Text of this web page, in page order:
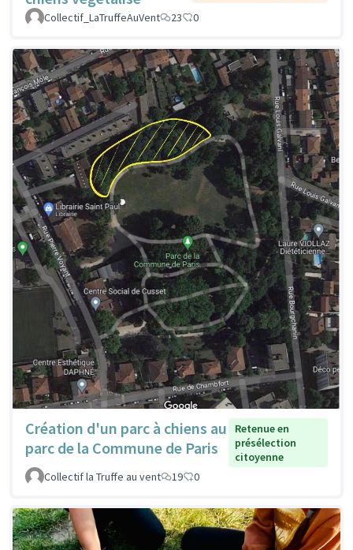
Collectif_LaTruffeAuVent
23 0
Création d'un parc à chiens au
parc de la Commune de Paris
Retenue en
présélection
citoyenne
Collectif la Truffe au vent
19 0